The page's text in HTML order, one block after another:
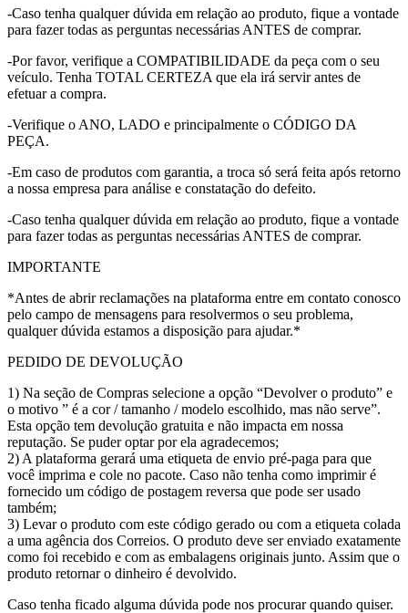
-Caso tenha qualquer dúvida em relação ao produto, fique a vontade
para fazer todas as perguntas necessárias ANTES de comprar.
-Por favor, verifique a COMPATIBILIDADE da peça com o seu
veículo. Tenha TOTAL CERTEZA que ela irá servir antes de
efetuar a compra.
-Verifique o ANO, LADO e principalmente o CÓDIGO DA
PEÇA.
-Em caso de produtos com garantia, a troca só será feita após retorno
a nossa empresa para análise e constatação do defeito.
-Caso tenha qualquer dúvida em relação ao produto, fique a vontade
para fazer todas as perguntas necessárias ANTES de comprar.
IMPORTANTE
*Antes de abrir reclamações na plataforma entre em contato conosco
pelo campo de mensagens para resolvermos o seu problema,
qualquer dúvida estamos a disposição para ajudar.*
PEDIDO DE DEVOLUÇÃO
1) Na seção de Compras selecione a opção “Devolver o produto” e
o motivo ” é a cor / tamanho / modelo escolhido, mas não serve”.
Esta opção tem devolução gratuita e não impacta em nossa
reputação. Se puder optar por ela agradecemos;
2) A plataforma gerará uma etiqueta de envio pré-paga para que
você imprima e cole no pacote. Caso não tenha como imprimir é
fornecido um código de postagem reversa que pode ser usado
também;
3) Levar o produto com este código gerado ou com a etiqueta colada
a uma agência dos Correios. O produto deve ser enviado exatamente
como foi recebido e com as embalagens originais junto. Assim que o
produto retornar o dinheiro é devolvido.
Caso tenha ficado alguma dúvida pode nos procurar quando quiser.